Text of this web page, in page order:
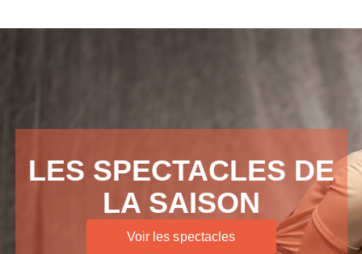
LES SPECTACLES DE
LA SAISON
Voir les spectacles